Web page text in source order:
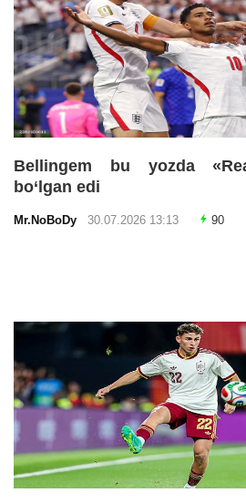
Bellingem bu yozda
bo‘lgan edi
Mr.NoBoDy 30.07.2026 13:13 90